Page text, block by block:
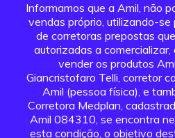
Informamos que a Amil, não
vendas próprio, utilizando-se
de corretoras prepostas
autorizadas a
vender os produtos
Giancristofaro Telli, corretor
Amil (pessoa física), e
Corretora Medplan,
Amil 084310, se encontra
esta condição, o objetivo